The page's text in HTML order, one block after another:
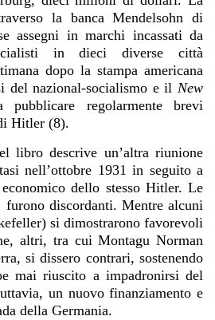
la banca Mendelsohn di
assegni in marchi incassati da
in dieci diverse città
dopo la stampa americana
del nazional-socialismo e il New
regolarmente brevi
Hitler (8).
libro descrive un’altra riunione
nell’ottobre 1931 in seguito a
dello stesso Hitler. Le
discordanti. Mentre alcuni
si dimostrarono favorevoli
altri, tra cui Montagu Norman
si dissero contrari, sostenendo
mai riuscito a impadronirsi del
un nuovo finanziamento e
della Germania.